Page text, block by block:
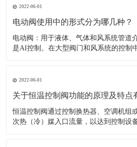
系统调节性能。2、选用时可参考（主要
2022-06-01
电动阀使用中的形式分为哪几种？
电动阀：用于液体、气体和风系统管道
是AI控制。在大型阀门和风系统的控制
电机，开或关动作完成需要一定的时间
2022-06-01
关于恒温控制阀功能的原理及特点
恒温控制阀通过控制换热器、空调机组
次热（冷）媒入口流量，以达到控制设